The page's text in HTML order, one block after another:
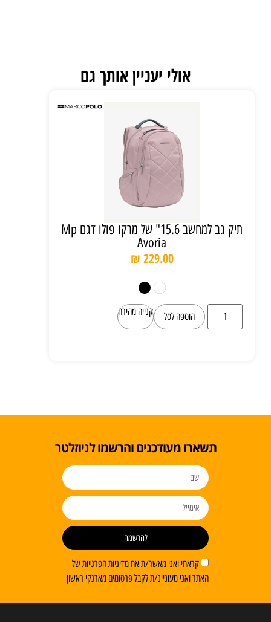
אולי יעניין אותך גם
תיק גב למחשב 15.6" של מרקו פולו דגם Mp
Avoria
₪ 229.00
הוספה לסל קנייה מהירה
תשארו מעודכנים והרשמו לניוזלטר
קראתי ואני מאשר/ת את מדיניות הפרטיות של
האתר ואני מעוניינ/ת לקבל פרסומים מארנקי ראשון
להרשמה